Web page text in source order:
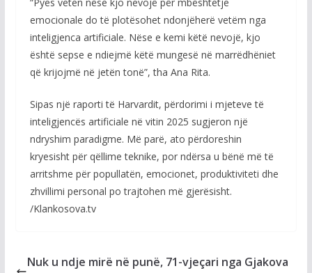
emocionale do të plotësohet ndonjëherë vetëm nga
inteligjenca artificiale. Nëse e kemi këtë nevojë, kjo
është sepse e ndiejmë këtë mungesë në marrëdhëniet
që krijojmë në jetën tonë”, tha Ana Rita.
Sipas një raporti të Harvardit, përdorimi i mjeteve të
inteligjencës artificiale në vitin 2025 sugjeron një
ndryshim paradigme. Më parë, ato përdoreshin
kryesisht për qëllime teknike, por ndërsa u bënë më të
arritshme për popullatën, emocionet, produktiviteti dhe
zhvillimi personal po trajtohen më gjerësisht.
/Klankosova.tv
Nuk u ndje mirë në punë, 71-vjeçari nga Gjakova